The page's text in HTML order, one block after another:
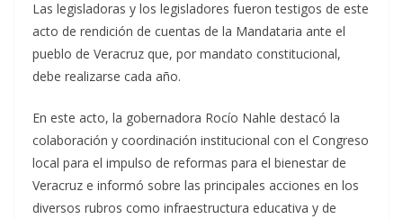
Las legisladoras y los legisladores fueron testigos de este
acto de rendición de cuentas de la Mandataria ante el
pueblo de Veracruz que, por mandato constitucional,
debe realizarse cada año.
En este acto, la gobernadora Rocío Nahle destacó la
colaboración y coordinación institucional con el Congreso
local para el impulso de reformas para el bienestar de
Veracruz e informó sobre las principales acciones en los
diversos rubros como infraestructura educativa y de